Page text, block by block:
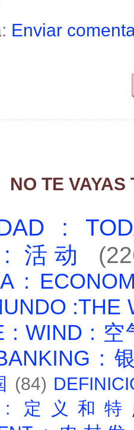
Enviar
NO TE
:
: 活动
:
:THE
: WIND : 空
:
(84)
: 定义和